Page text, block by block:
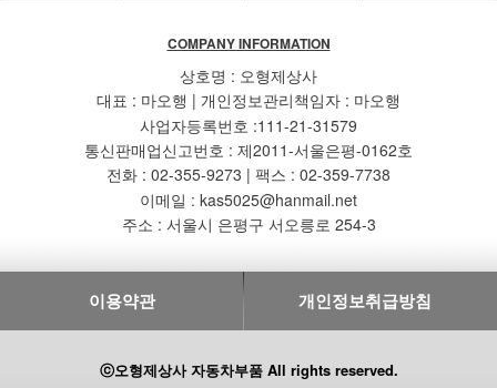
COMPANY INFORMATION
상호명 : 오형제상사
대표 : 마오행 | 개인정보관리책임자 : 마오행
사업자등록번호 :111-21-31579
통신판매업신고번호 : 제2011-서울은평-0162호
전화 : 02-355-9273 | 팩스 : 02-359-7738
이메일 : kas5025@hanmail.net
주소 : 서울시 은평구 서오릉로 254-3
이용약관 개인정보취급방침
ⓒ오형제상사 자동차부품 All rights reserved.